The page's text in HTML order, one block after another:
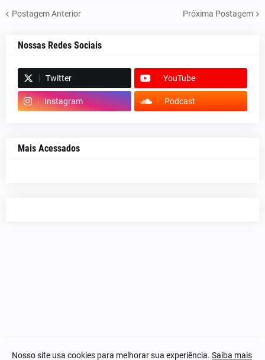
Postagem Anterior Próxima Postagem
Nossas Redes Sociais
Twitter YouTube
Instagram Podcast
Mais Acessados
Nosso site usa cookies para melhorar sua experiência. Saiba mais